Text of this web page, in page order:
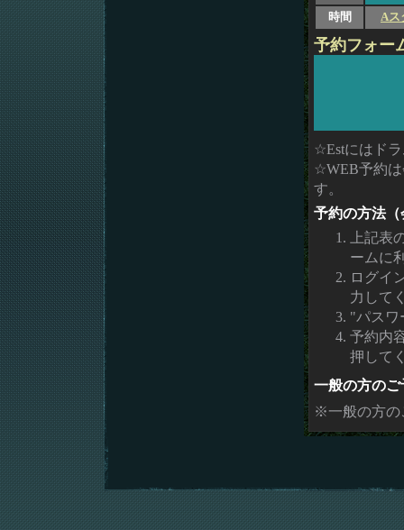
時間
Aス
予約フォー
☆Estにはド
☆WEB予約
す。
予約の方法
上記表
ームに
ログイ
力して
"パスワ
予約内
押して
一般の方のご
※一般の方の